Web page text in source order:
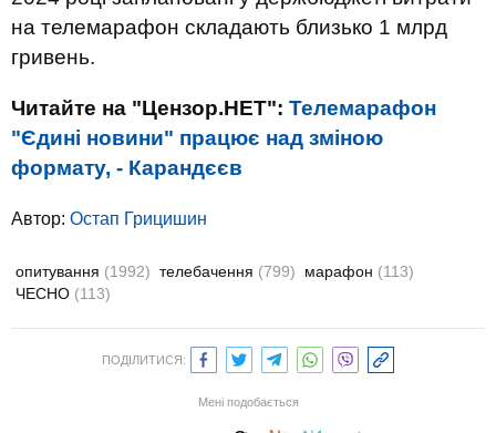
на телемарафон складають близько 1 млрд
гривень.
Читайте на "Цензор.НЕТ": Телемарафон
"Єдині новини" працює над зміною
формату, - Карандєєв
Автор: Остап Грицишин
опитування (1992) телебачення (799) марафон (113)
ЧЕСНО (113)
ПОДІЛИТИСЯ:
Мені подобається